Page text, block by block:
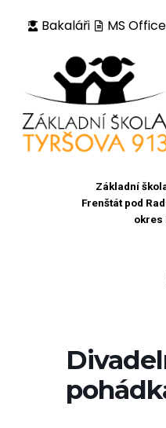
Bakaláři MS Office
Základní
Frenštát pod
okres